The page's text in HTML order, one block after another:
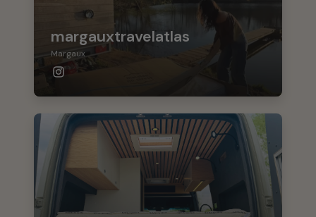
margauxtravelatlas
Margaux